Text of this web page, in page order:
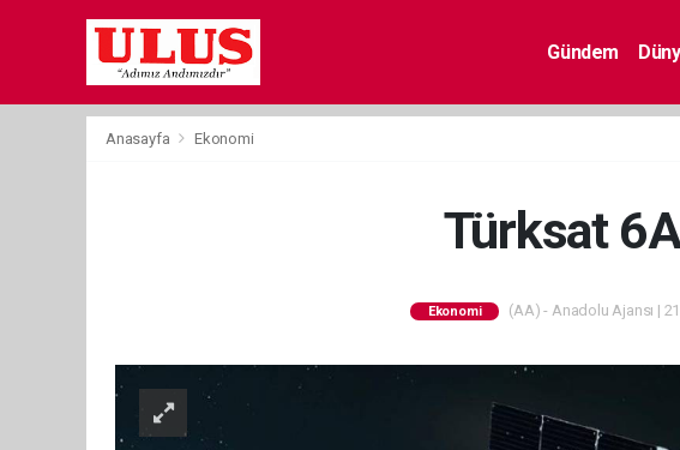
Gündem
Anasayfa Ekonomi
Türksat
Ekonomi (AA) - Anadolu Ajansı |